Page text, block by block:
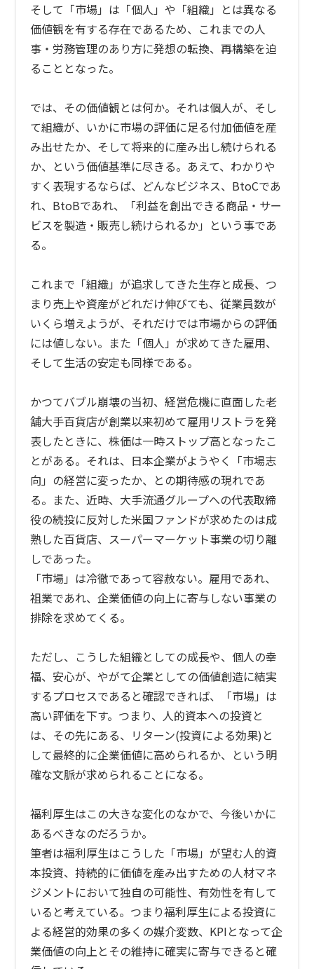
そして「市場」は「個人」や「組織」とは異なる
価値観を有する存在であるため、これまでの人
事・労務管理のあり方に発想の転換、再構築を迫
ることとなった。
では、その価値観とは何か。それは個人が、そし
て組織が、いかに市場の評価に足る付加価値を産
み出せたか、そして将来的に産み出し続けられる
か、という価値基準に尽きる。あえて、わかりや
すく表現するならば、どんなビジネス、 BtoCであ
れ、 BtoBであれ、「利益を創出できる商品・サー
ビスを製造・販売し続けられるか」という事であ
る。
これまで「組織」が追求してきた生存と成長、つ
まり売上や資産がどれだけ伸びても、従業員数が
いくら増えようが、それだけでは市場からの評価
には値しない。また「個人」が求めてきた雇用、
そして生活の安定も同様である。
かつてバブル崩壊の当初、経営危機に直面した老
舗大手百貨店が創業以来初めて雇用リストラを発
表したときに、株価は一時ストップ高となったこ
とがある。それは、日本企業がようやく「市場志
向」の経営に変ったか、との期待感の現れであ
る。また、近時、大手流通グループへの代表取締
役の続投に反対した米国ファンドが求めたのは成
熟した百貨店、スーパーマーケット事業の切り離
しであった。
「市場」は冷徹であって容赦ない。雇用であれ、
祖業であれ、企業価値の向上に寄与しない事業の
排除を求めてくる。
ただし、こうした組織としての成長や、個人の幸
福、安心が、やがて企業としての価値創造に結実
するプロセスであると確認できれば、「市場」は
高い評価を下す。つまり、人的資本への投資と
は、その先にある、リターン(投資による効果)と
して最終的に企業価値に高められるか、という明
確な文脈が求められることになる。
福利厚生はこの大きな変化のなかで、今後いかに
あるべきなのだろうか。
筆者は福利厚生はこうした「市場」が望む人的資
本投資、持続的に価値を産み出すための人材マネ
ジメントにおいて独自の可能性、有効性を有して
いると考えている。つまり福利厚生による投資に
よる経営的効果の多くの媒介変数、 KPIとなって企
業価値の向上とその維持に確実に寄与できると確